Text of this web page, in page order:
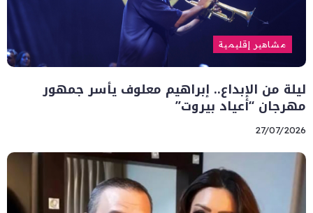
مشاهير إقليمية
ليلة من الإبداع.. إبراهيم معلوف يأسر جمهور
مهرجان “أعياد بيروت”
27/07/2026